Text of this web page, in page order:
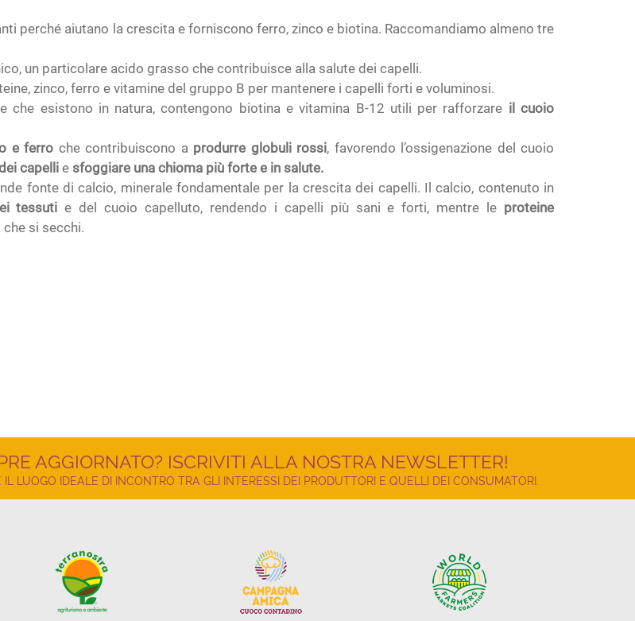
perché aiutano la crescita e forniscono ferro, zinco e biotina. Raccomandiamo almeno tre
un particolare acido grasso che contribuisce alla salute dei capelli.
zinco, ferro e vitamine del gruppo B per mantenere i capelli forti e voluminosi.
esistono in natura, contengono biotina e vitamina B-12 utili per rafforzare il cuoio
e ferro che contribuiscono a produrre globuli rossi, favorendo l’ossigenazione del cuoio
capelli e sfoggiare una chioma più forte e in salute.
fonte di calcio, minerale fondamentale per la crescita dei capelli. Il calcio, contenuto in
tessutie del cuoio capelluto, rendendo i capelli più sani e forti, mentre le proteine
si secchi.
AGGIORNATO? ISCRIVITI ALLA NOSTRA NEWSLETTER!
LUOGO IDEALE DI INCONTRO TRA GLI INTERESSI DEI PRODUTTORI E QUELLI DEI CONSUMATORI.